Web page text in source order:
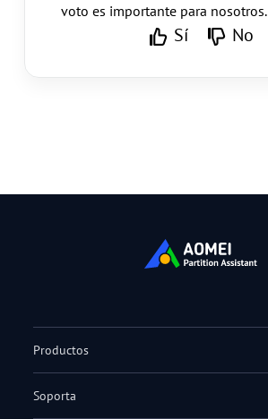
voto es importante para nosotros.
Sí No
Productos
Soporta